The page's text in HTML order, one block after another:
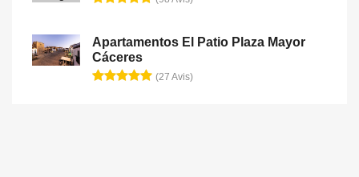
Apartamentos El Patio Plaza Mayor
Cáceres
(27 Avis)